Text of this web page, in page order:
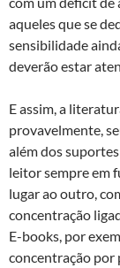
aqueles que se
sensibilidade
deverão estar
E assim, a
provavelmente,
além dos
leitor sempre em
lugar ao outro,
concentração
E-books, por
concentração por